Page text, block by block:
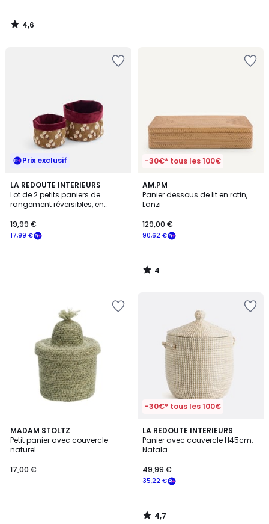
4,6
/
Prix exclusif
LA REDOUTE INTERIEURS
Lot de 2 petits paniers de
rangement réversibles, en
17,99 €
19,99 €
-30€* tous les 100€
AM.PM
Panier dessous de lit en rotin,
Lanzi
90,62 €
129,00 €
4
/
5
4
/
MADAM STOLTZ
Petit panier avec couvercle
naturel
17,00 €
-30€* tous les 100€
LA REDOUTE INTERIEURS
Panier avec couvercle H45cm,
Natala
35,22 €
49,99 €
4,7
/ 5
4,7
/